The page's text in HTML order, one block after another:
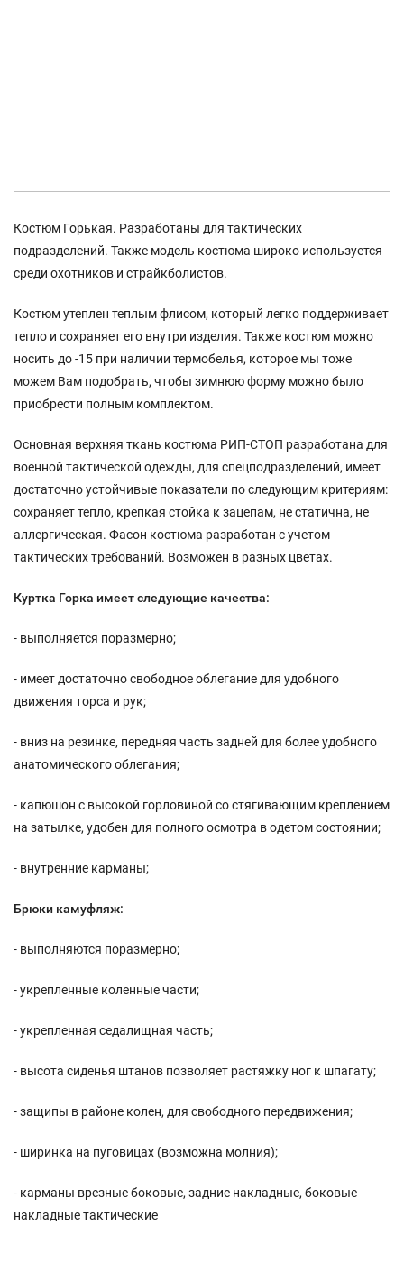
Костюм Горькая. Разработаны для тактических
подразделений. Также модель костюма широко используется
среди охотников и страйкболистов.
Костюм утеплен теплым флисом, который легко поддерживает
тепло и сохраняет его внутри изделия. Также костюм можно
носить до -15 при наличии термобелья, которое мы тоже
можем Вам подобрать, чтобы зимнюю форму можно было
приобрести полным комплектом.
Основная верхняя ткань костюма РИП-СТОП разработана для
военной тактической одежды, для спецподразделений, имеет
достаточно устойчивые показатели по следующим критериям:
сохраняет тепло, крепкая стойка к зацепам, не статична, не
аллергическая. Фасон костюма разработан с учетом
тактических требований. Возможен в разных цветах.
Куртка Горка имеет следующие качества:
- выполняется поразмерно;
- имеет достаточно свободное облегание для удобного
движения торса и рук;
- вниз на резинке, передняя часть задней для более удобного
анатомического облегания;
- капюшон с высокой горловиной со стягивающим креплением
на затылке, удобен для полного осмотра в одетом состоянии;
- внутренние карманы;
Брюки камуфляж:
- выполняются поразмерно;
- укрепленные коленные части;
- укрепленная седалищная часть;
- высота сиденья штанов позволяет растяжку ног к шпагату;
- защипы в районе колен, для свободного передвижения;
- ширинка на пуговицах (возможна молния);
- карманы врезные боковые, задние накладные, боковые
накладные тактические